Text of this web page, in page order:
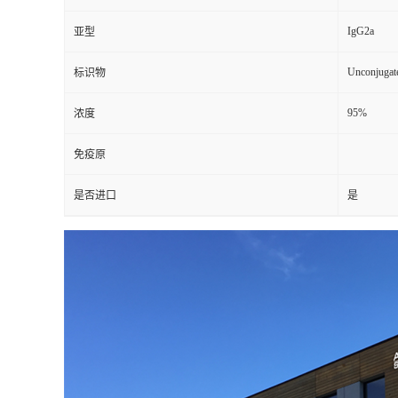
亚型 IgG2a
标识物
浓度 95%
免疫原
是否进口 是